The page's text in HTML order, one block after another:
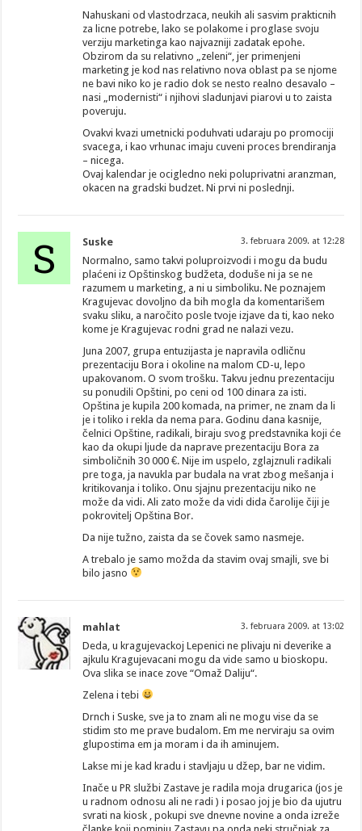
Nahuskani od vlastodrzaca, neukih ali sasvim prakticnih
za licne potrebe, lako se polakome i proglase svoju
verziju marketinga kao najvazniji zadatak epohe.
Obzirom da su relativno „zeleni“, jer primenjeni
marketing je kod nas relativno nova oblast pa se njome
ne bavi niko ko je radio dok se nesto realno desavalo –
nasi „modernisti“ i njihovi sladunjavi piarovi u to zaista
poveruju.
Ovakvi kvazi umetnicki poduhvati udaraju po promociji
svacega, i kao vrhunac imaju cuveni proces brendiranja
– nicega.
Ovaj kalendar je ocigledno neki poluprivatni aranzman,
okacen na gradski budzet. Ni prvi ni poslednji.
S Suske 3. februara 2009. at 12:28
Normalno, samo takvi poluproizvodi i mogu da budu
plaćeni iz Opštinskog budžeta, doduše ni ja se ne
razumem u marketing, a ni u simboliku. Ne poznajem
Kragujevac dovoljno da bih mogla da komentarišem
svaku sliku, a naročito posle tvoje izjave da ti, kao neko
kome je Kragujevac rodni grad ne nalazi vezu.
Juna 2007, grupa entuzijasta je napravila odličnu
prezentaciju Bora i okoline na malom CD-u, lepo
upakovanom. O svom trošku. Takvu jednu prezentaciju
su ponudili Opštini, po ceni od 100 dinara za isti.
Opština je kupila 200 komada, na primer, ne znam da li
je i toliko i rekla da nema para. Godinu dana kasnije,
čelnici Opštine, radikali, biraju svog predstavnika koji će
kao da okupi ljude da naprave prezentaciju Bora za
simboličnih 30 000 €. Nije im uspelo, zglajznuli radikali
pre toga, ja navukla par budala na vrat zbog mešanja i
kritikovanja i toliko. Onu sjajnu prezentaciju niko ne
može da vidi. Ali zato može da vidi dida čarolije čiji je
pokrovitelj Opština Bor.
Da nije tužno, zaista da se čovek samo nasmeje.
A trebalo je samo možda da stavim ovaj smajli, sve bi
bilo jasno
mahlat 3. februara 2009. at 13:02
Deda, u kragujevackoj Lepenici ne plivaju ni deverike a
ajkulu Kragujevacani mogu da vide samo u bioskopu.
Ova slika se inace zove “Omaž Daliju“.
Zelena i tebi
Drnch i Suske, sve ja to znam ali ne mogu vise da se
stidim sto me prave budalom. Em me nerviraju sa ovim
glupostima em ja moram i da ih aminujem.
Lakse mi je kad kradu i stavljaju u džep, bar ne vidim.
Inače u PR službi Zastave je radila moja drugarica (jos je
u radnom odnosu ali ne radi ) i posao joj je bio da ujutru
svrati na kiosk , pokupi sve dnevne novine a onda izreže